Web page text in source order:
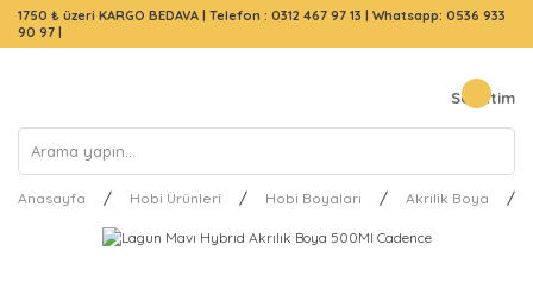
1750 ₺ üzeri KARGO BEDAVA | Telefon : 0312 467 97 13 | Whatsapp: 0536 933
90 97 |
Sepetim
Anasayfa Hobi Ürünleri Hobi Boyaları Akrilik Boya